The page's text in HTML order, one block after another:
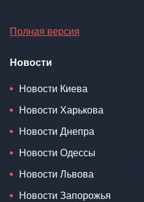
Полная версия
Новости
Новости Киева
Новости Харькова
Новости Днепра
Новости Одессы
Новости Львова
Новости Запорожья